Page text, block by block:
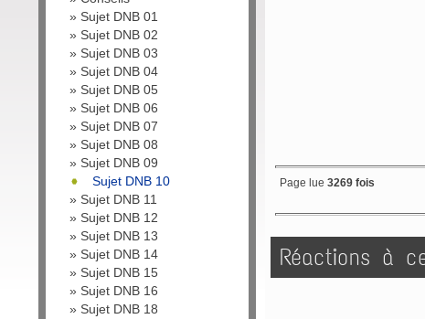
» Sujet DNB 01
» Sujet DNB 02
» Sujet DNB 03
» Sujet DNB 04
» Sujet DNB 05
» Sujet DNB 06
» Sujet DNB 07
» Sujet DNB 08
» Sujet DNB 09
Sujet DNB 10
» Sujet DNB 11
» Sujet DNB 12
» Sujet DNB 13
» Sujet DNB 14
» Sujet DNB 15
» Sujet DNB 16
» Sujet DNB 18
Page lue 3269 fois
Réactions à